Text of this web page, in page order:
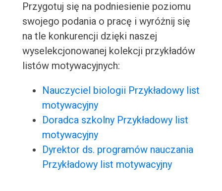
Przygotuj się na podniesienie poziomu
swojego podania o pracę i wyróżnij się
na tle konkurencji dzięki naszej
wyselekcjonowanej kolekcji przykładów
listów motywacyjnych:
Nauczyciel biologii Przykładowy list
motywacyjny
Doradca szkolny Przykładowy list
motywacyjny
Dyrektor ds. programów nauczania
Przykładowy list motywacyjny